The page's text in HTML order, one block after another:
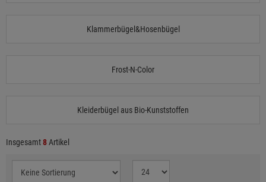
Klammerbügel&Hosenbügel
Frost-N-Color
Kleiderbügel aus Bio-Kunststoffen
Insgesamt8 Artikel